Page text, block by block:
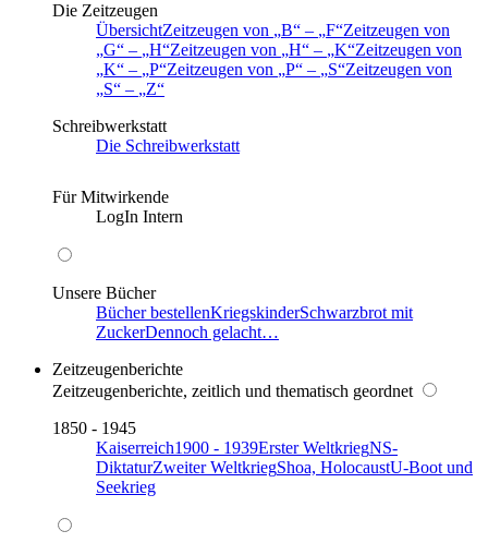
Die Zeitzeugen
ÜbersichtZeitzeugen von B – F Zeitzeugen von
G
– H Zeitzeugen von H – K Zeitzeugen von
K
– P Zeitzeugen von P – S Zeitzeugen von
S
–
Z
Schreibwerkstatt
Die Schreibwerkstatt
Für Mitwirkende
LogIn Intern
Unsere Bücher
Bücher bestellenKriegskinderSchwarzbrot mit
ZuckerDennoch gelacht…
Zeitzeugenberichte
Zeitzeugenberichte, zeitlich und thematisch geordnet
1850 - 1945
Kaiserreich1900 - 1939Erster WeltkriegNS-
DiktaturZweiter WeltkriegShoa, HolocaustU-Boot und
Seekrieg